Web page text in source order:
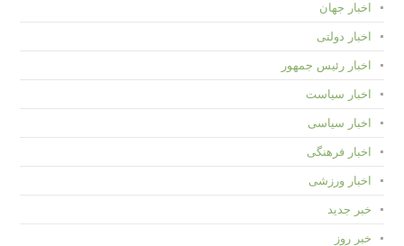
اخبار جهان
اخبار دولتی
اخبار رئیس جمهور
اخبار سیاست
اخبار سیاسی
اخبار فرهنگی
اخبار ورزشی
خبر جدید
خبر روز